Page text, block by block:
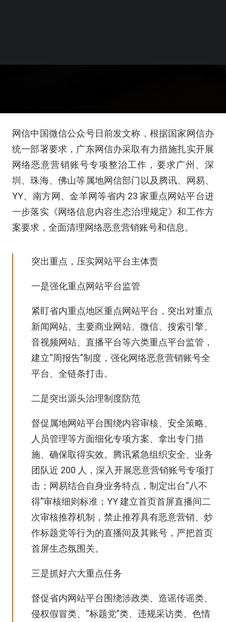
网信中国微信公众号日前发文称，根据国家网信办
统一部署要求，广东网信办采取有力措施扎实开展
网络恶意营销账号专项整治工作，要求广州、深
圳、珠海、佛山等属地网信部门以及腾讯、网易、
YY、南方网、金羊网等省内 23 家重点网站平台进
一步落实《网络信息内容生态治理规定》和工作方
案要求，全面清理网络恶意营销账号和信息。
突出重点，压实网站平台主体责
一是强化重点网站平台监管
紧盯省内重点地区重点网站平台，突出对重点
新闻网站、主要商业网站、微信、搜索引擎、
音视频网站、直播平台等六类重点平台监管，
建立“周报告”制度，强化网络恶意营销账号全
平台、全链条打击。
二是突出源头治理制度防范
督促属地网站平台围绕内容审核、安全策略、
人员管理等方面细化专项方案、拿出专门措
施、确保取得实效。腾讯紧急组织安全、业务
团队近 200 人，深入开展恶意营销账号专项打
击；网易结合自身业务特点，制定出台“八不
得”审核细则标准；YY 建立首页首屏直播间二
次审核推荐机制，禁止推荐具有恶意营销、炒
作标题党等行为的直播间及其账号，严把首页
首屏生态氛围关。
三是抓好六大重点任务
督促省内网站平台围绕涉政类、造谣传谣类、
侵权假冒类、“标题党”类、违规采访类、色情